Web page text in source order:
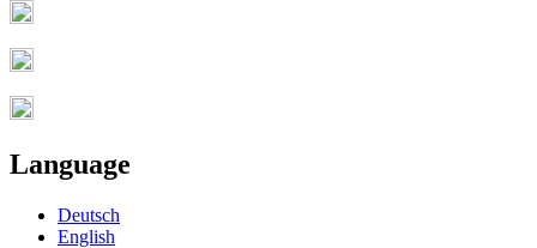
Language
Deutsch
English